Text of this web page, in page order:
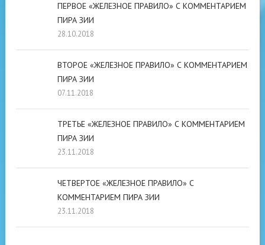
ПЕРВОЕ «ЖЕЛЕЗНОЕ ПРАВИЛО» С КОММЕНТАРИЕМ
ПИРА ЗИИ
28.10.2018
ВТОРОЕ «ЖЕЛЕЗНОЕ ПРАВИЛО» С КОММЕНТАРИЕМ
ПИРА ЗИИ
07.11.2018
ТРЕТЬЕ «ЖЕЛЕЗНОЕ ПРАВИЛО» С КОММЕНТАРИЕМ
ПИРА ЗИИ
23.11.2018
ЧЕТВЕРТОЕ «ЖЕЛЕЗНОЕ ПРАВИЛО» С
КОММЕНТАРИЕМ ПИРА ЗИИ
23.11.2018